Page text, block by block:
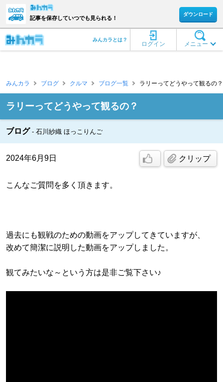
記事を保存していつでも見られる！
ダウンロード
メニュー
ログイン
みんカラとは？
みんカラ ブログ クルマ ブログ一覧 ラリーってどうやって観るの
ラリーってどうやって観るの？
ブログ 石川紗織 ほっこりんご
2024年6月9日 クリップ
こんなご質問を多く頂きます。
過去にも観戦のための動画をアップしてきていますが、
改めて簡潔に説明した動画をアップしました。
観てみたいな～という方は是非ご覧下さい♪